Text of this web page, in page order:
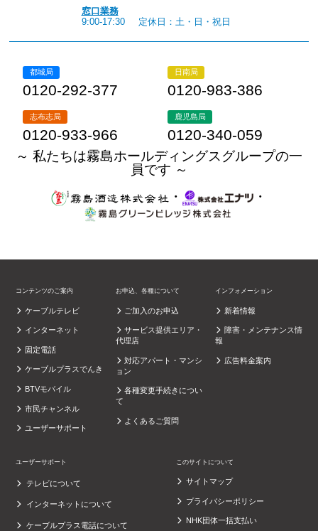
窓口業務
9:00-17:30
定休日：土・日・祝日
都城局
0120-292-377
日南局
0120-983-386
志布志局
0120-933-966
鹿児島局
0120-340-059
～ 私たちは霧島ホールディングスグループの一
員です ～
・
・
コンテンツのご案内
ケーブルテレビ
インターネット
固定電話
ケーブルプラスでんき
BTVモバイル
市民チャンネル
ユーザーサポート
お申込、各種について
ご加入のお申込
サービス提供エリア・
代理店
対応アパート・マンシ
ョン
各種変更手続きについ
て
よくあるご質問
インフォメーション
新着情報
障害・メンテナンス情
報
広告料金案内
ユーザーサポート
テレビについて
インターネットについて
ケーブルプラス電話について
このサイトについて
サイトマップ
プライバシーポリシー
NHK団体一括支払い